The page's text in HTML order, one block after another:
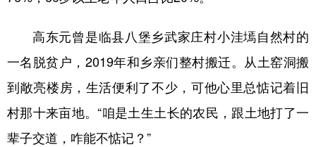
文化产业
地方频道
北京 天津
高东元曾是临县八堡乡武家庄村小洼墕自然村的
一名脱贫户，2019年和乡亲们整村搬迁。从土窑洞搬
到敞亮楼房，生活便利了不少，可他心里总惦记着旧
村那十来亩地。“咱是土生土长的农民，跟土地打了一
辈子交道，咋能不惦记？”